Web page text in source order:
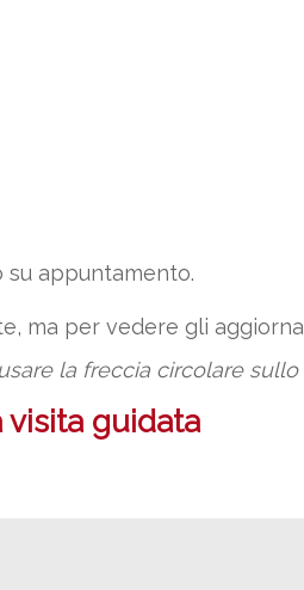
su appuntamento.
ma per vedere gli
la freccia circolare
guidata